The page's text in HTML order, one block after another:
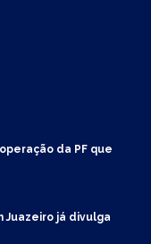
da PF que
já divulga